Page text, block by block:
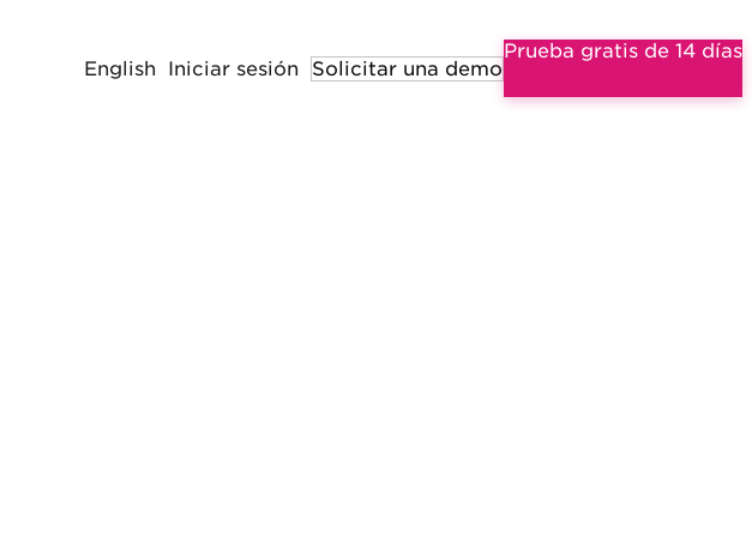
English Iniciar sesión Solicitar una demo
Prueba gratis de 14 días